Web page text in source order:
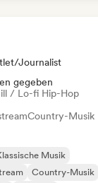
Journalist
gegeben
/ Lo-fi Hip-Hop
Country-Musik
Musik
Country-Musik